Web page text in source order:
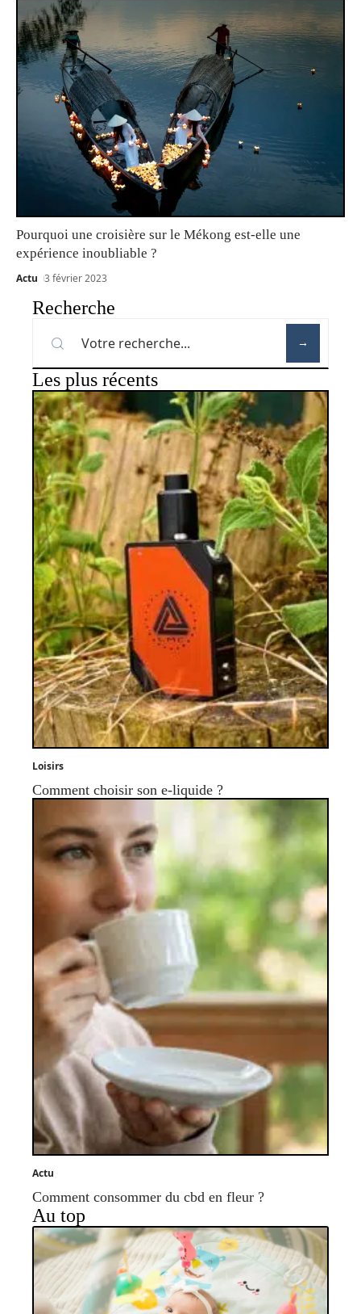
Pourquoi une croisière sur le Mékong est-elle une
expérience inoubliable ?
Actu 3 février 2023
Recherche
Les plus récents
Loisirs
Comment choisir son e-liquide ?
Actu
Comment consommer du cbd en fleur ?
Au top